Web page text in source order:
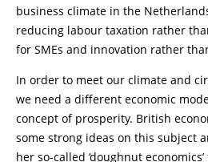
business climate in the
reducing labour taxation rather
for SMEs and innovation rather
In order to meet our climate and
we need a different economic
concept of prosperity. British
some strong ideas on this subject
her so-called ‘doughnut